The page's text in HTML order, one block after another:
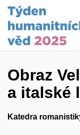
Obraz
a italské
Katedra